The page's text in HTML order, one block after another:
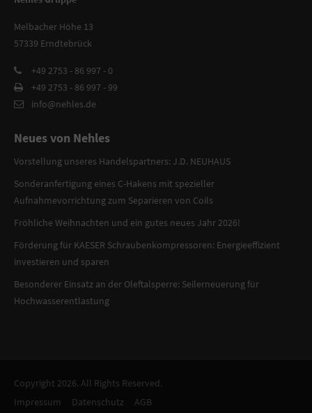
Melbacher Höhe 13
57339 Erndtebrück
+49 2753 - 86 997 - 0
+49 2753 - 86 997 - 99
info@nehles.de
Neues von Nehles
Vorstellung unseres Handelspartners: J.D. NEUHAUS
Sonderanfertigung eines C-Hakens mit spezieller
Aufnahmevorrichtung zum Separieren von Coils
Fröhliche Weihnachten und ein gutes neues Jahr 2026!
Förderung für KAESER Schraubenkompressoren: Energieeffizient
investieren und sparen
Besonderer Einsatz an der Oleftalsperre: Seilerneuerung für
Hochwasserentlastung
Copyright 2026. All Rights Reserved.
Impressum
Datenschutz AGB